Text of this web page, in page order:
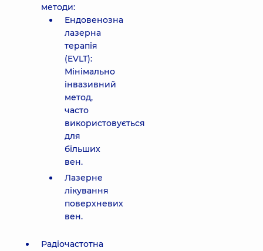
методи:
Ендовенозна
лазерна
терапія
(EVLT):
Мінімально
інвазивний
метод,
часто
використовується
для
більших
вен.
Лазерне
лікування
поверхневих
вен.
Радіочастотна